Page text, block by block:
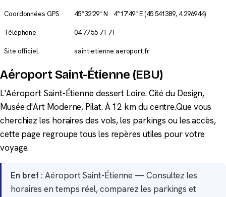
Coordonnées GPS 45°32′29″ N · 4°17′49″ E(45.541389, 4.296944)
Téléphone 04 77 55 71 71
Site officiel saint-etienne.aeroport.fr
Aéroport Saint-Étienne (EBU)
L'Aéroport Saint-Étienne dessert Loire. Cité du Design,
Musée d'Art Moderne, Pilat. À 12 km du centre.Que vous
cherchiez les horaires des vols, les parkings ou les accès,
cette page regroupe tous les repères utiles pour votre
voyage.
En bref : Aéroport Saint-Étienne — Consultez les
horaires en temps réel, comparez les parkings et